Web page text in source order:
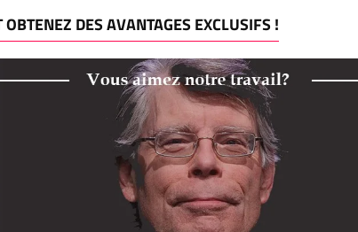
DES AVANTAGES EXCLUSIFS !